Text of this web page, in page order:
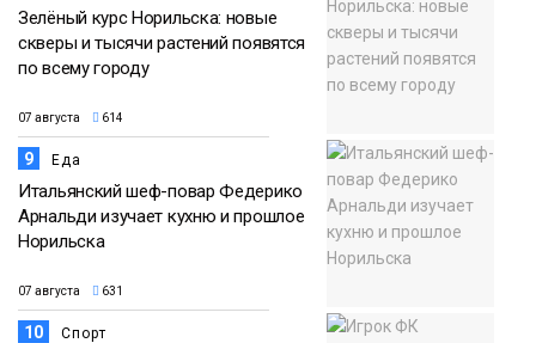
Зелёный курс Норильска: новые
скверы и тысячи растений появятся
по всему городу
07 августа 614
9 Еда
Итальянский шеф-повар Федерико
Арнальди изучает кухню и прошлое
Норильска
07 августа 631
10 Спорт